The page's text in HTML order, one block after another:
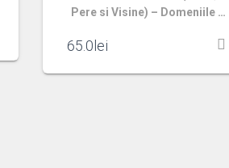
Pere si Visine) – Domeniile …
65.0 lei